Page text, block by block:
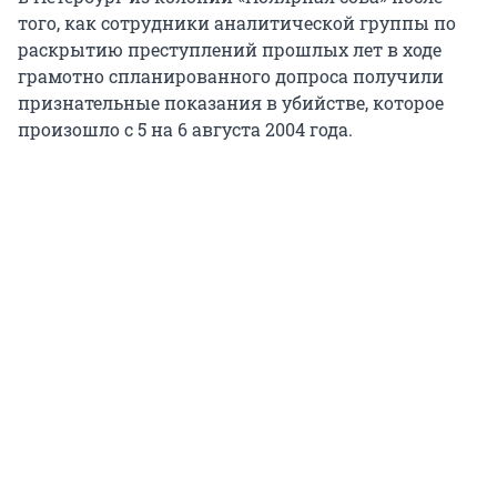
того, как сотрудники аналитической группы по
раскрытию преступлений прошлых лет в ходе
грамотно спланированного допроса получили
признательные показания в убийстве, которое
произошло с 5 на 6 августа 2004 года.